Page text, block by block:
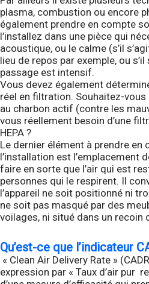
plasma, combustion ou encore
également prendre en compte
l’installez dans une pièce qui
acoustique, ou le calme (s’il
lieu de repos par exemple, ou s’il
passage est intensif.
Vous devez également
réel en filtration. Souhaitez-
au charbon actif (contre les
vous réellement besoin d’une
HEPA ?
Le dernier élément à prendre en
l’installation est l’emplacement
faire en sorte que l’air qui est
personnes qui le respirent. Il
l’appareil ne soit positionné ni
ne soit pas masqué par des
voilages, ni situé dans un recoin
Qu’est-ce que l’indicateur
« Clean Air Delivery Rate »
expression par « Taux d’air pur